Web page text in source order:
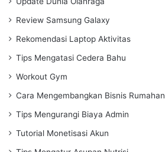
Review Samsung Galaxy
Rekomendasi Laptop Aktivitas
Tips Mengatasi Cedera Bahu
Workout Gym
Cara Mengembangkan Bisnis Rumahan
Tips Mengurangi Biaya Admin
Tutorial Monetisasi Akun